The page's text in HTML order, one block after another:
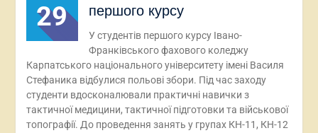
29
першого курсу
У студентів першого курсу Івано-
Франківського фахового коледжу
Карпатського національного університету імені Василя
Стефаника відбулися польові збори. Під час заходу
студенти вдосконалювали практичні навички з
тактичної медицини, тактичної підготовки та військової
топографії. До проведення занять у групах КН-11, КН-12